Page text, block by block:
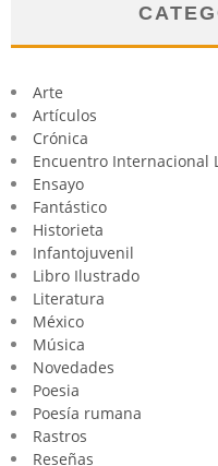
Arte
Artículos
Crónica
Encuentro Internacional
Ensayo
Fantástico
Historieta
Infantojuvenil
Libro Ilustrado
Literatura
México
Música
Novedades
Poesia
Poesía rumana
Rastros
Reseñas